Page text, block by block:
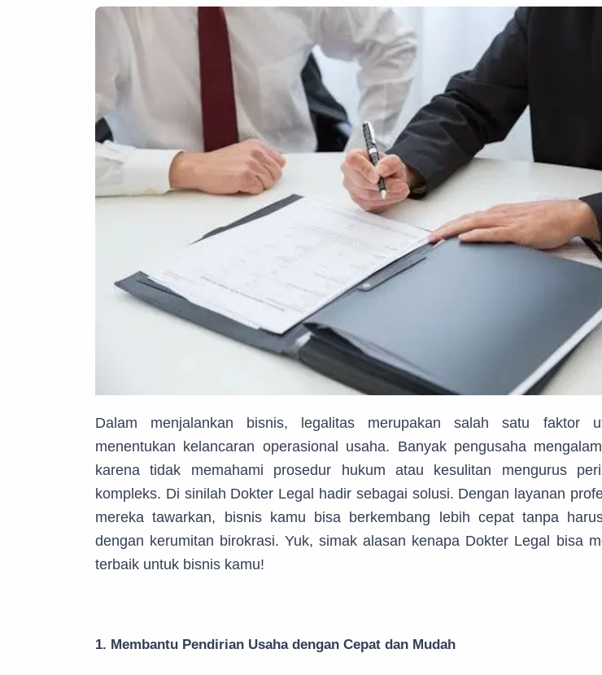
Dalam menjalankan bisnis, legalitas merupakan salah satu faktor
menentukan kelancaran operasional usaha. Banyak pengusaha
karena tidak memahami prosedur hukum atau kesulitan mengurus
kompleks. Di sinilah Dokter Legal hadir sebagai solusi. Dengan layanan
mereka tawarkan, bisnis kamu bisa berkembang lebih cepat tanpa
dengan kerumitan birokrasi. Yuk, simak alasan kenapa Dokter Legal bisa
terbaik untuk bisnis kamu!
1. Membantu Pendirian Usaha dengan Cepat dan Mudah